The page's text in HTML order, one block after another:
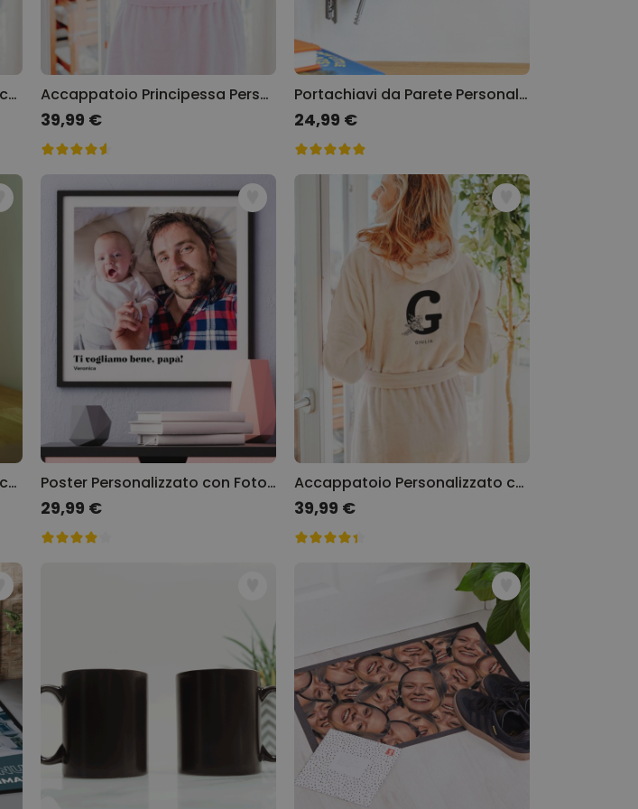
Accappatoio Personalizzato con Nome Accappatoio Principessa Personalizzabile
39,99 €
Portachiavi da Parete Personalizzato
24,99 €
Lampada LED Personalizzata con Foto Poster Personalizzato con Foto e Testo
29,99 €
Accappatoio Personalizzato con Monogramma e Testo
39,99 €